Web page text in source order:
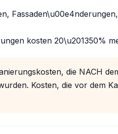
kosten 20\u201350%
die NACH
Kosten, die vor dem